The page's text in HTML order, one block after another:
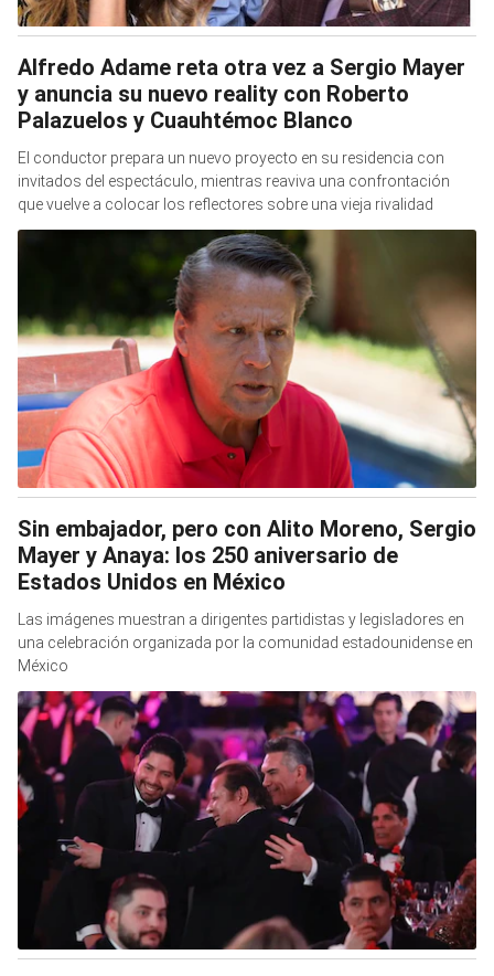
Alfredo Adame reta otra vez a Sergio Mayer
y anuncia su nuevo reality con Roberto
Palazuelos y Cuauhtémoc Blanco
El conductor prepara un nuevo proyecto en su residencia con
invitados del espectáculo, mientras reaviva una confrontación
que vuelve a colocar los reflectores sobre una vieja rivalidad
Sin embajador, pero con Alito Moreno, Sergio
Mayer y Anaya: los 250 aniversario de
Estados Unidos en México
Las imágenes muestran a dirigentes partidistas y legisladores en
una celebración organizada por la comunidad estadounidense en
México